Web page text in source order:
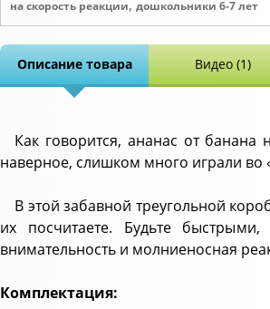
на скорость реакции, дошкольники 6-7 лет
Описание товара Видео (1)
Как говорится, ананас от
наверное, слишком много играли во
В этой забавной треугольной
их посчитаете. Будьте
внимательность и молниеносная
Комплектация: